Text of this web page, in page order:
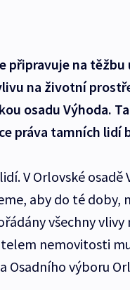
připravuje na
na životní
osadu Výhoda.
práva tamních lidí
V Orlovské
aby do té doby,
všechny
nemovitosti
Osadního výboru